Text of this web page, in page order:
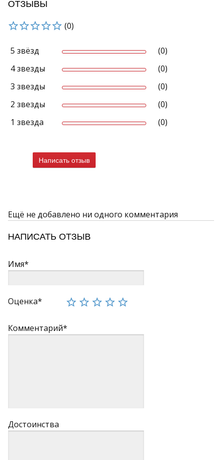
ОТЗЫВЫ
(0)
5 звёзд
(0)
4 звезды
(0)
3 звезды
(0)
2 звезды
(0)
1 звезда
(0)
Написать отзыв
Ещё не добавлено ни одного комментария
НАПИСАТЬ ОТЗЫВ
Имя*
Оценка*
Комментарий*
Достоинства